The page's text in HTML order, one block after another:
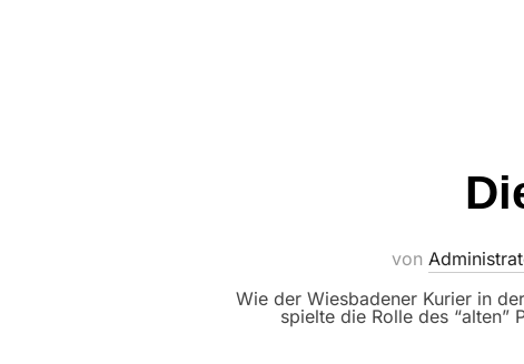
von
Wie der Wiesbadener Kurier in
spielte die Rolle des “alten”